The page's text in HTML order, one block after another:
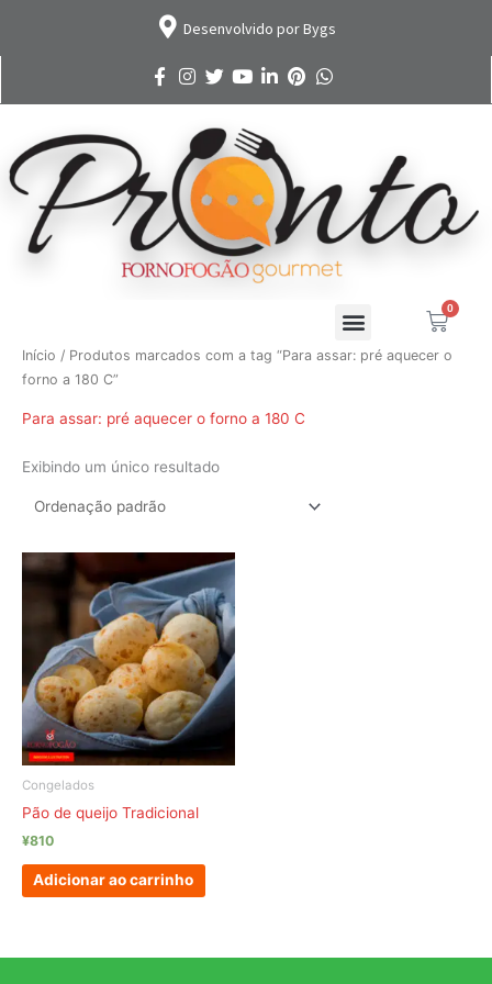
o
Desenvolvido por Bygs
0
Cart
Início / Produtos marcados com a tag “Para assar: pré aquecer o
forno a 180 C”
Para assar: pré aquecer o forno a 180 C
Exibindo um único resultado
Congelados
Pão de queijo Tradicional
¥810
Adicionar ao carrinho